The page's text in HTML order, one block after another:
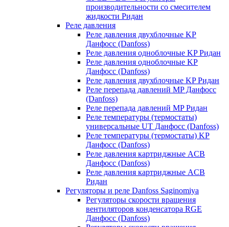
производительности со смесителем
жидкости Ридан
Реле давления
Реле давления двухблочные KP
Данфосс (Danfoss)
Реле давления одноблочные KP Ридан
Реле давления одноблочные KP
Данфосс (Danfoss)
Реле давления двухблочные KP Ридан
Реле перепада давлений MP Данфосс
(Danfoss)
Реле перепада давлений MP Ридан
Реле температуры (термостаты)
универсальные UT Данфосс (Danfoss)
Реле температуры (термостаты) KP
Данфосс (Danfoss)
Реле давления картриджные ACB
Данфосс (Danfoss)
Реле давления картриджные ACB
Ридан
Регуляторы и реле Danfoss Saginomiya
Регуляторы скорости вращения
вентиляторов конденсатора RGE
Данфосс (Danfoss)